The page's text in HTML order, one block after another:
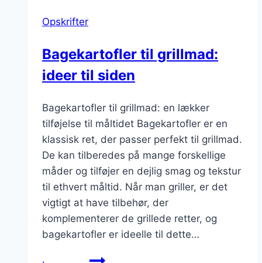
glæde
Opskrifter
Bagekartofler til grillmad:
ideer til siden
Bagekartofler til grillmad: en lækker
tilføjelse til måltidet Bagekartofler er en
klassisk ret, der passer perfekt til grillmad.
De kan tilberedes på mange forskellige
måder og tilføjer en dejlig smag og tekstur
til ethvert måltid. Når man griller, er det
vigtigt at have tilbehør, der
komplementerer de grillede retter, og
bagekartofler er ideelle til dette…
Bagekartofler